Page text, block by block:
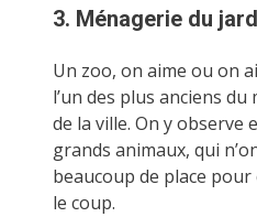
3. Ménagerie du
Un zoo, on aime ou on
l’un des plus anciens
de la ville. On y observe
grands animaux, qui
beaucoup de place
le coup.